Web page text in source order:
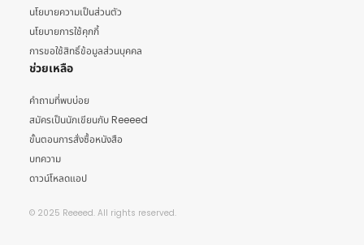
นโยบายความเป็นส่วนตัว
นโยบายการใช้คุกกี้
การขอใช้สิทธิ์ข้อมูลส่วนบุคคล
ช่วยเหลือ
คำถามที่พบบ่อย
สมัครเป็นนักเขียนกับ Reeeed
ขั้นตอนการสั่งซื้อหนังสือ
บทความ
ดาวน์โหลดแอป
© 2025 Reeeed. All rights reserved.